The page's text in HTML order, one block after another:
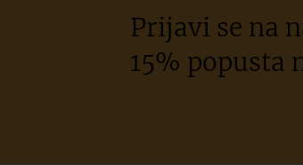
Prijavi se na
15% popusta